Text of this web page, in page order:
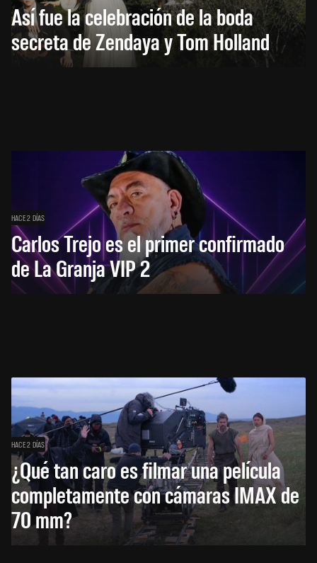
Así fue la celebración de la boda
secreta de Zendaya y Tom Holland
HACE 2 DÍAS
Carlos Trejo es el primer confirmado
de La Granja VIP 2
HACE 2 DÍAS
¿Qué tan caro es filmar una película
completamente con cámaras IMAX de
70 mm?